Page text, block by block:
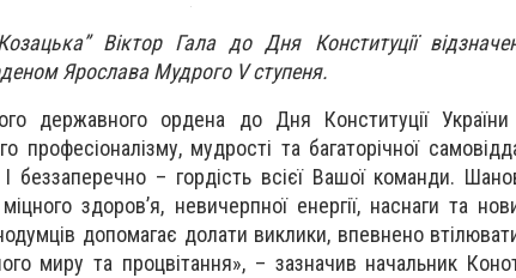
Віктор Гала до Дня Конституції
Ярослава Мудрого V ступеня.
державного ордена до Дня Конституції
професіоналізму, мудрості та багаторічної
беззаперечно – гордість всієї Вашої команди.
здоров’я, невичерпної енергії, наснаги та
допомагає долати виклики, впевнено
миру та процвітання», – зазначив начальник